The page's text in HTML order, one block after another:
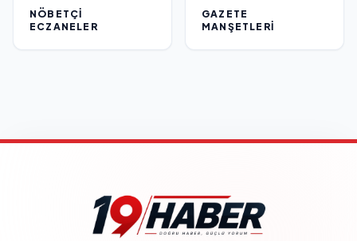
NÖBETÇI
ECZANELER
GAZETE
MANŞETLERI